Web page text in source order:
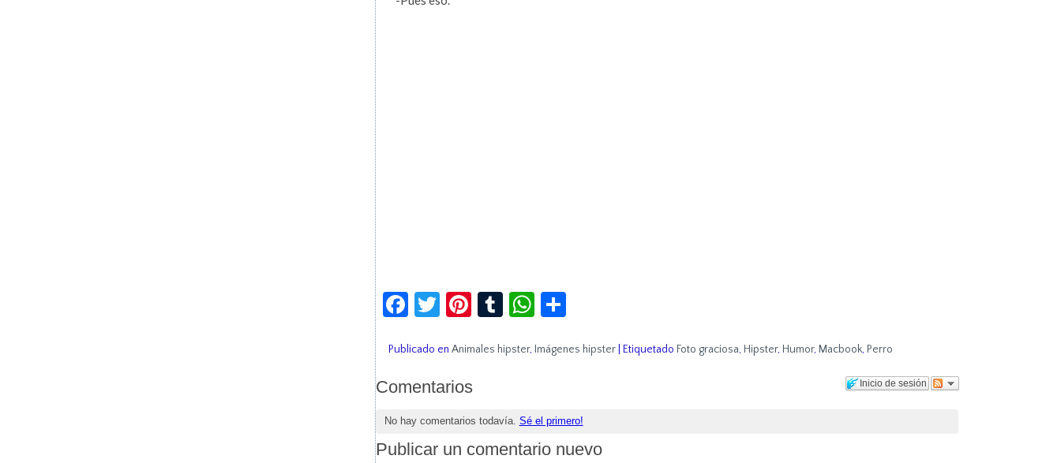
Facebook
Twitter
Pinterest
TumblrWhatsApp
Compartir
Publicado en Animales hipster, Imágenes hipster| Etiquetado Foto graciosa, Hipster, Humor, Macbook, Perro
Inicio de sesión
Comentarios
No hay comentarios todavía. Sé el primero!
Publicar un comentario nuevo